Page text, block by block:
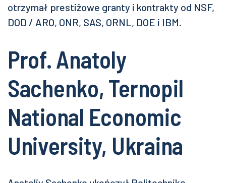
otrzymał prestiżowe granty i kontrakty od NSF,
DOD / ARO, ONR, SAS, ORNL, DOE i IBM.
Prof. Anatoly
Sachenko, Ternopil
National Economic
University, Ukraina